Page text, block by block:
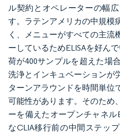
ル契約とオペレーターの幅
す。ラテンアメリカの中規模
く、メニューがすべての主流
ーしているためELISAを好ん
荷が400サンプルを超えた場
洗浄とインキュベーションが
ターンアラウンドを時間単位
可能性があります。そのため
ーを備えたオープンチャネル
なCLIA移行前の中間ステッ